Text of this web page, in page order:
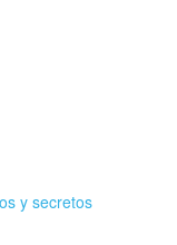
y secretos